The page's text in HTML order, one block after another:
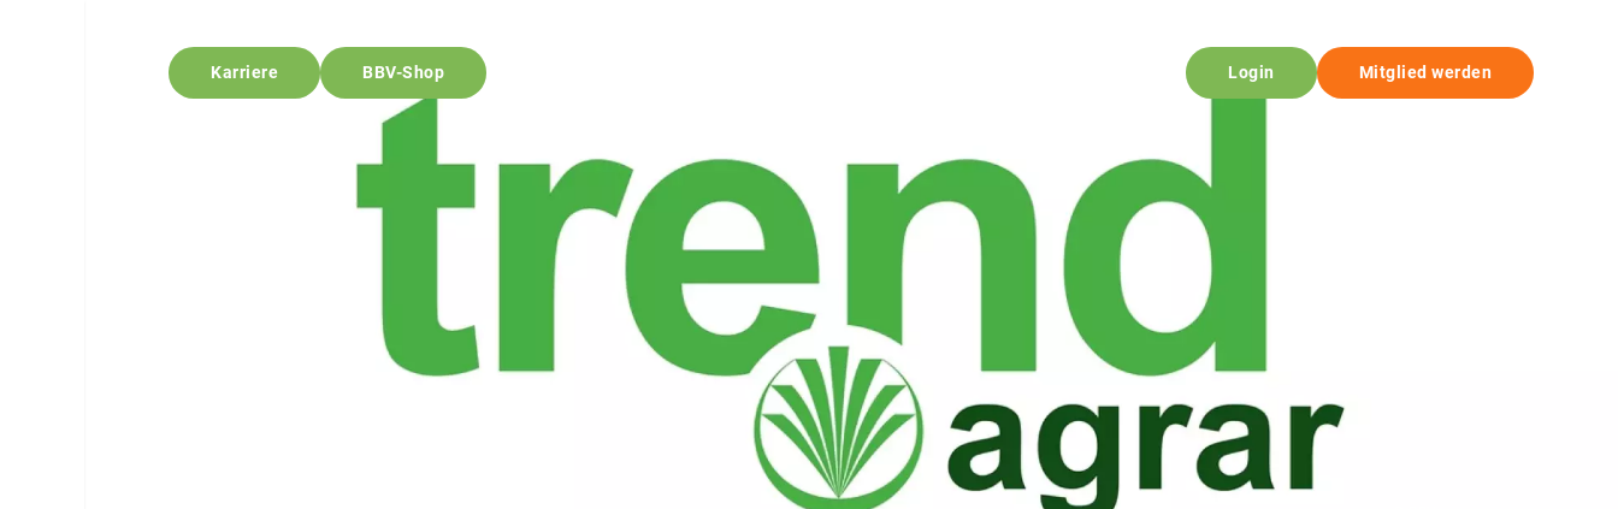
Karriere BBV-Shop Login Mitglied werden